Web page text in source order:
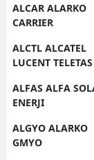
ALCAR ALARKO
CARRIER
ALCTL ALCATEL
LUCENT TELETAS
ALFAS ALFA
ENERJI
ALGYO ALARKO
GMYO